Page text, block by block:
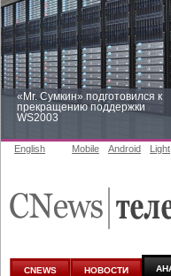
«Mr. Сумкин» подготовился к
прекращению поддержки
WS2003
аналитике
English Mobile Android Light
CNEWS НОВОСТИ